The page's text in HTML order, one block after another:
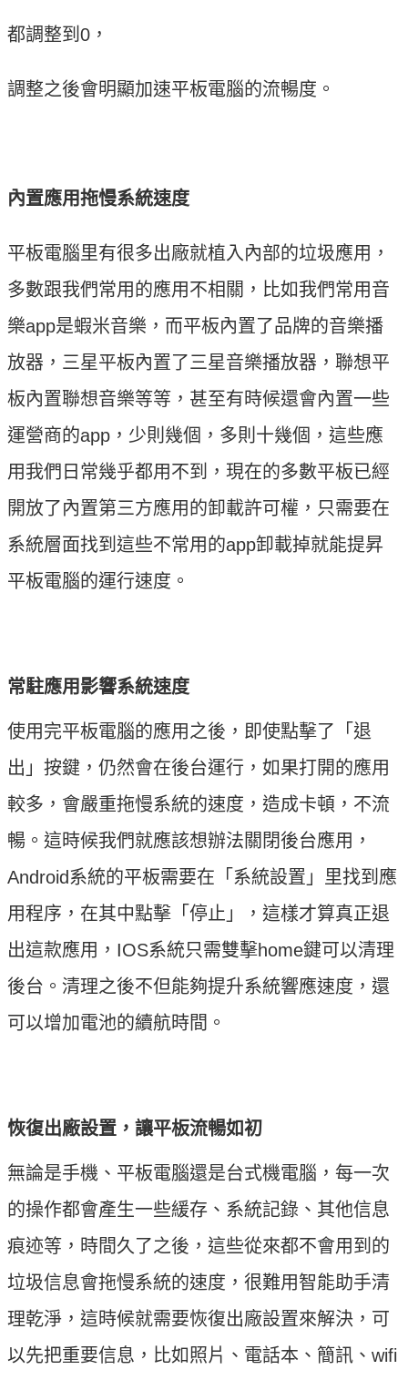
都調整到0，
調整之後會明顯加速平板電腦的流暢度。
內置應用拖慢系統速度
平板電腦里有很多出廠就植入內部的垃圾應用，
多數跟我們常用的應用不相關，比如我們常用音
樂app是蝦米音樂，而平板內置了品牌的音樂播
放器，三星平板內置了三星音樂播放器，聯想平
板內置聯想音樂等等，甚至有時候還會內置一些
運營商的app，少則幾個，多則十幾個，這些應
用我們日常幾乎都用不到，現在的多數平板已經
開放了內置第三方應用的卸載許可權，只需要在
系統層面找到這些不常用的app卸載掉就能提昇
平板電腦的運行速度。
常駐應用影響系統速度
使用完平板電腦的應用之後，即使點擊了「退
出」按鍵，仍然會在後台運行，如果打開的應用
較多，會嚴重拖慢系統的速度，造成卡頓，不流
暢。這時候我們就應該想辦法關閉後台應用，
Android系統的平板需要在「系統設置」里找到應
用程序，在其中點擊「停止」，這樣才算真正退
出這款應用，IOS系統只需雙擊home鍵可以清理
後台。清理之後不但能夠提升系統響應速度，還
可以增加電池的續航時間。
恢復出廠設置，讓平板流暢如初
無論是手機、平板電腦還是台式機電腦，每一次
的操作都會產生一些緩存、系統記錄、其他信息
痕迹等，時間久了之後，這些從來都不會用到的
垃圾信息會拖慢系統的速度，很難用智能助手清
理乾淨，這時候就需要恢復出廠設置來解決，可
以先把重要信息，比如照片、電話本、簡訊、wifi